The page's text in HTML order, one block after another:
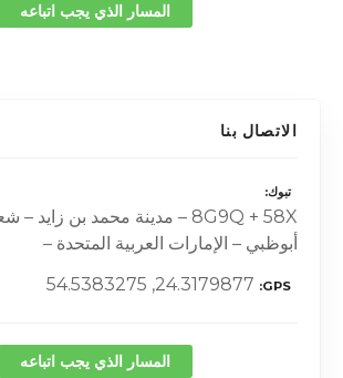
المسار الذي يجب اتباعه
الاتصال بنا
تبوك
أبوظبي – الإمارات العربية المتحدة –
GPS
24.3179877, 54.5383275
المسار الذي يجب اتباعه